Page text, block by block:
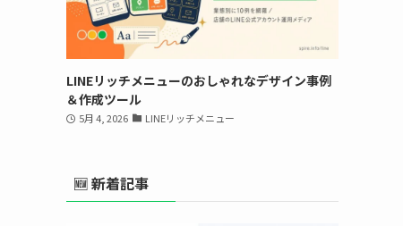
LINEリッチメニューのおしゃれなデザイン事例
＆作成ツール
5月 4, 2026 LINEリッチメニュー
🆕 新着記事